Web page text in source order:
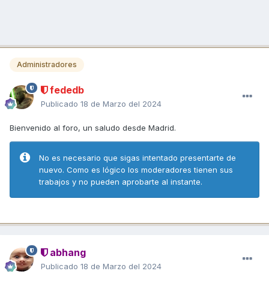
Administradores
fededb
Publicado 18 de Marzo del 2024
Bienvenido al foro, un saludo desde Madrid.
No es necesario que sigas intentado presentarte de
nuevo. Como es lógico los moderadores tienen sus
trabajos y no pueden aprobarte al instante.
abhang
Publicado 18 de Marzo del 2024